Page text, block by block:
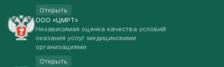
Открыть
ООО «ЦМРТ»
Независимая оценка качества условий
оказания услуг медицинскими
организациями
Открыть